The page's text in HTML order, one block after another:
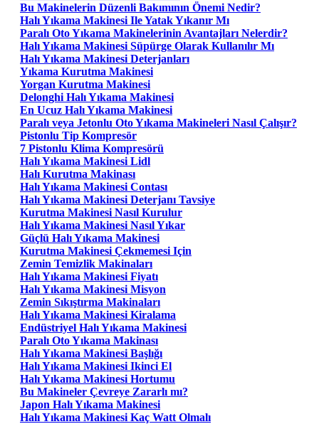
Bu Makinelerin Düzenli Bakımının Önemi Nedir?
Halı Yıkama Makinesi Ile Yatak Yıkanır Mı
Paralı Oto Yıkama Makinelerinin Avantajları Nelerdir?
Halı Yıkama Makinesi Süpürge Olarak Kullanılır Mı
Halı Yıkama Makinesi Deterjanları
Yıkama Kurutma Makinesi
Yorgan Kurutma Makinesi
Delonghi Halı Yıkama Makinesi
En Ucuz Halı Yıkama Makinesi
Paralı veya Jetonlu Oto Yıkama Makineleri Nasıl Çalışır?
Pistonlu Tip Kompresör
7 Pistonlu Klima Kompresörü
Halı Yıkama Makinesi Lidl
Halı Kurutma Makinası
Halı Yıkama Makinesi Contası
Halı Yıkama Makinesi Deterjanı Tavsiye
Kurutma Makinesi Nasıl Kurulur
Halı Yıkama Makinesi Nasıl Yıkar
Güçlü Halı Yıkama Makinesi
Kurutma Makinesi Çekmemesi Için
Zemin Temizlik Makinaları
Halı Yıkama Makinesi Fiyatı
Halı Yıkama Makinesi Misyon
Zemin Sıkıştırma Makinaları
Halı Yıkama Makinesi Kiralama
Endüstriyel Halı Yıkama Makinesi
Paralı Oto Yıkama Makinası
Halı Yıkama Makinesi Başlığı
Halı Yıkama Makinesi Ikinci El
Halı Yıkama Makinesi Hortumu
Bu Makineler Çevreye Zararlı mı?
Japon Halı Yıkama Makinesi
Halı Yıkama Makinesi Kaç Watt Olmalı